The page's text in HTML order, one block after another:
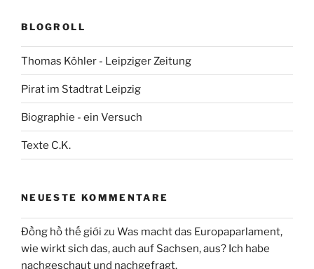
BLOGROLL
Thomas Köhler - Leipziger Zeitung
Pirat im Stadtrat Leipzig
Biographie - ein Versuch
Texte C.K.
NEUESTE KOMMENTARE
Đồng hồ thế giới zu Was macht das Europaparlament,
wie wirkt sich das, auch auf Sachsen, aus? Ich habe
nachgeschaut und nachgefragt.